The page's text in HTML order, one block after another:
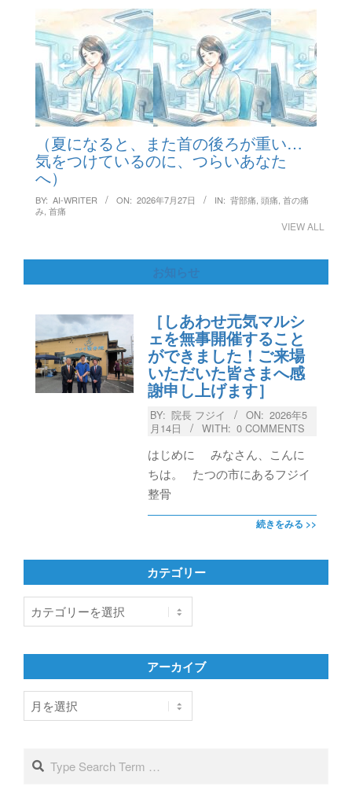
（夏になると、また首の後ろが重い…
気をつけているのに、つらいあなた
へ）
BY: AI-WRITER ON: 2026年7月27日 IN: 背部痛 頭痛 首の痛
み 首痛
VIEW ALL
お知らせ
［しあわせ元気マルシ
ェを無事開催すること
ができました！ご来場
いただいた皆さまへ感
謝申し上げます］
BY: 院長 フジイ ON: 2026年5
月14日
WITH: 0 COMMENTS
はじめに みなさん、こんに
ちは。 たつの市にあるフジイ
整骨
続きをみる >>
カテゴリー
テ
リ
アーカイブ
ア
ー
ブSearch